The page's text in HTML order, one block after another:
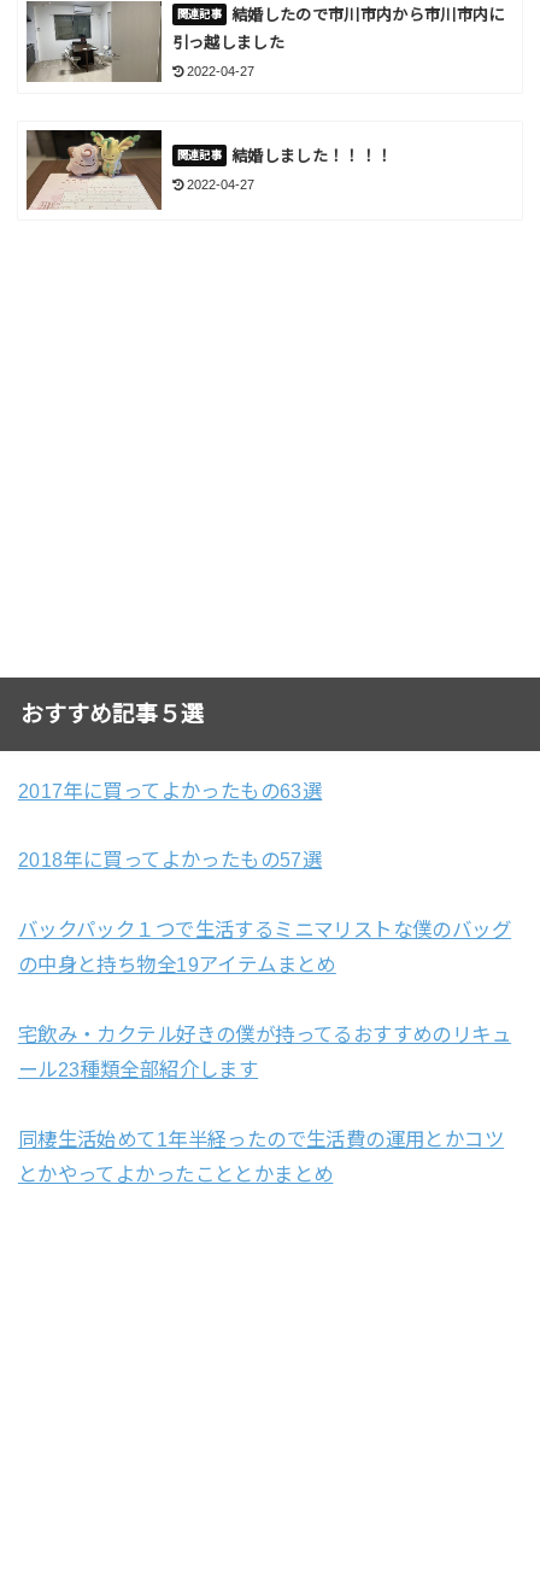
結婚したので市川市内から市川市内に
引っ越しました
2022-04-27
結婚しました！！！！
2022-04-27
おすすめ記事５選
2017年に買ってよかったもの63選
2018年に買ってよかったもの57選
バックパック１つで生活するミニマリストな僕のバッグ
の中身と持ち物全19アイテムまとめ
宅飲み・カクテル好きの僕が持ってるおすすめのリキュ
ール23種類全部紹介します
同棲生活始めて1年半経ったので生活費の運用とかコツ
とかやってよかったこととかまとめ